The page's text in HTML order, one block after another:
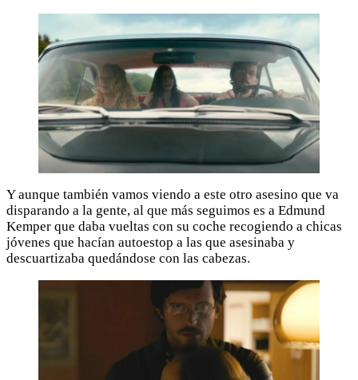
Y aunque también vamos viendo a este otro asesino que va
disparando a la gente, al que más seguimos es a Edmund
Kemper que daba vueltas con su coche recogiendo a chicas
jóvenes que hacían autoestop a las que asesinaba y
descuartizaba quedándose con las cabezas.